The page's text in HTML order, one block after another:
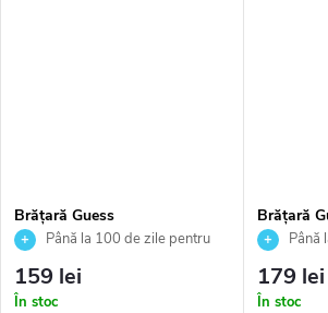
Brățară Guess
JUBB03162JWRHS
Până la 100 de zile pentru
returnarea bunurilor. Vânzător
autorizat
159 lei
În stoc
Brățară
Până
returnarea
autorizat
179 lei
În stoc